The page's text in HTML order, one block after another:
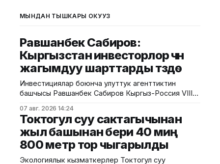
МЫНДАН ТЫШКАРЫ ОКУҢУЗ
Равшанбек Сабиров:
Кыргызстан инвесторлор үчүн
жагымдуу шарттарды түзүүдө
Инвестициялар боюнча улуттук агенттиктин
башчысы Равшанбек Сабиров Кыргыз-Россия VIII
"Кыргызстан менен Россиянын аймактарынын
соода-экономикалык жана инвестициялык
кызматташуусу. Мыкты долбоорлордун бет
ачары" аталышындагы тегерек үстөлгө катышты.
Аталган агенттиктин басма сөз кызматы
билдиргендей, иш-чарага эки өлкөнүн экономикалык
07 авг. 2026 14:24
Токтогул суу сактагычынан
жыл башынан бери 40 миң
800 метр тор чыгарылды
Экологиялык кызматкерлер Токтогул суу